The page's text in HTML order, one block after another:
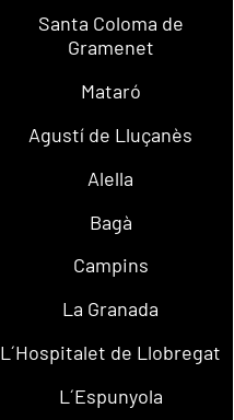
Santa Coloma de
Gramenet
Mataró
Agustí de Lluçanès
Alella
Bagà
Campins
La Granada
L´Hospitalet de Llobregat
L´Espunyola